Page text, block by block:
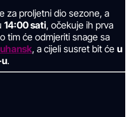
za proljetni dio sezone, a
14:00 sati, očekuje ih prva
tim će odmjeriti snage sa
, a cijeli susret bit će u
.